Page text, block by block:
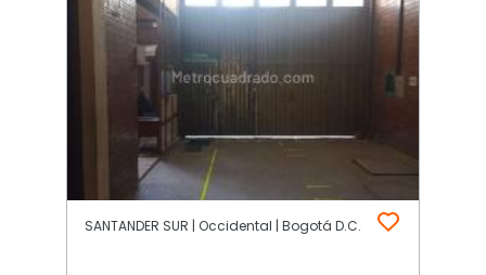
SANTANDER SUR | Occidental | Bogotá D.C.